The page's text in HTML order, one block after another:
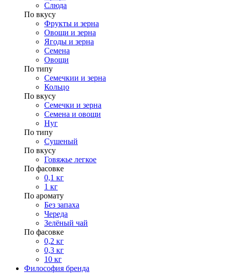
Слюда
По вкусу
Фрукты и зерна
Овощи и зерна
Ягоды и зерна
Семена
Овощи
По типу
Семечкии и зерна
Кольцо
По вкусу
Семечки и зерна
Семена и овощи
Нуг
По типу
Сушеный
По вкусу
Говяжье легкое
По фасовке
0,1 кг
1 кг
По аромату
Без запаха
Череда
Зелёный чай
По фасовке
0,2 кг
0,3 кг
10 кг
Философия бренда